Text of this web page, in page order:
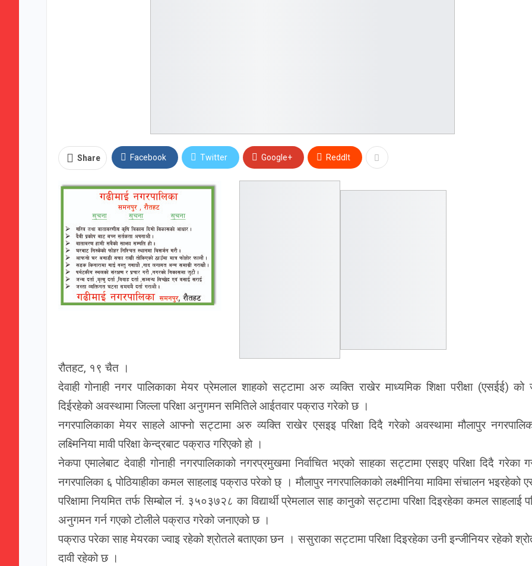
Share Facebook Twitter Google+ ReddIt
रौतहट, १९ चैत ।
देवाही गोनाही नगर पालिकाका मेयर प्रेमलाल शाहको सट्टामा अरु व्यक्ति राखेर माध्यमिक शिक्षा परीक्षा (एसईई) को
दिईरहेको अवस्थामा जिल्ला परिक्षा अनुगमन समितिले आईतवार पक्राउ गरेको छ ।
नगरपालिकाका मेयर साहले आफ्नो सट्टामा अरु व्यक्ति राखेर एसइइ परिक्षा दिदै गरेको अवस्थामा मौलापुर
लक्ष्मिनिया मावी परिक्षा केन्द्रबाट पक्राउ गरिएको हो ।
नेकपा एमालेबाट देवाही गोनाही नगरपालिकाको नगरप्रमुखमा निर्वाचित भएको साहका सट्टामा एसइए परिक्षा दिदै गरेका
नगरपालिका ६ पोठियाहीका कमल साहलाइ पक्राउ परेको छ् । मौलापुर नगरपालिकाको लक्ष्मीनिया माविमा संचालन भइरहेको
परिक्षामा नियमित तर्फ सिम्बोल नं. ३५०३७२८ का विद्यार्थी प्रेमलाल साह कानुको सट्टामा परिक्षा दिइरहेका कमल साहलाई
अनुगमन गर्न गएको टोलीले पक्राउ गरेको जनाएको छ ।
पक्राउ परेका साह मेयरका ज्वाइ रहेको श्रोतले बताएका छन । ससुराका सट्टामा परिक्षा दिइरहेका उनी इन्जीनियर रहेको
दावी रहेको छ ।